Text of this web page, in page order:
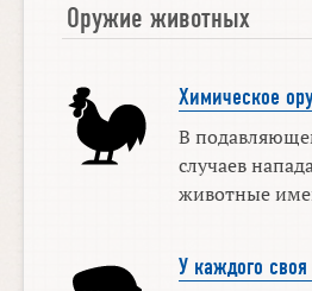
Оружие животных
Химическое
В
случаев
животные
У каждого своя